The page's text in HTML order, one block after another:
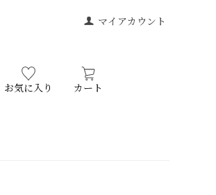
マイアカウント
お気に入り カート